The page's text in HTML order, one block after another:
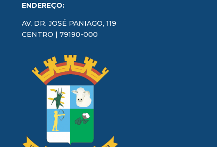
ENDEREÇO:
AV. DR. JOSÉ PANIAGO, 119
CENTRO | 79190-000